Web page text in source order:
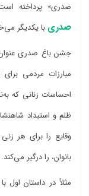
صدری» پرداخته
صدری با یکدیگر
جشن باغ صدری
مبارزات مردمی
احساسات زنانی که
ظلم و استبداد
وقایع را برای هر
بانوان، را درگیر میکند.
مثلاً در داستان اول